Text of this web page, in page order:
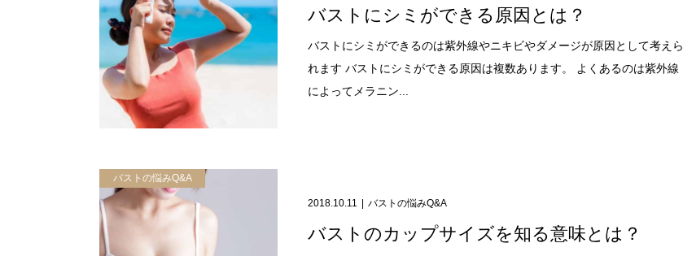
バストにシミができる原因とは？
バストにシミができるのは紫外線やニキビやダメージが原因として考えら
れます バストにシミができる原因は複数あります。 よくあるのは紫外線
によってメラニン...
バストの悩みQ&A
2018.10.11 バストの悩みQ&A
バストのカップサイズを知る意味とは？